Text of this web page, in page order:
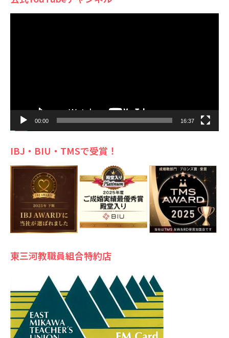
動
00:00 16:37
IBJ・BIU・TMSで受賞！
東三河教職員組合特約店